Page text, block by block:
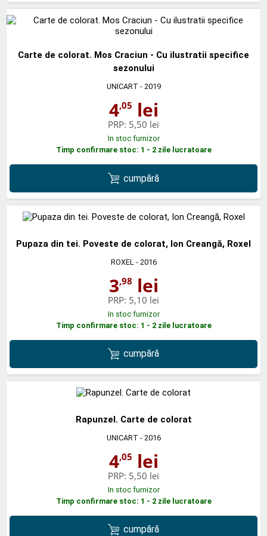
Carte de colorat. Mos Craciun - Cu ilustratii specifice
sezonului
UNICART - 2019
4,05 lei
PRP: 5,50 lei
In stoc furnizor
Timp confirmare stoc: 1 - 2 zile lucratoare
cumpără
Pupaza din tei. Poveste de colorat, Ion Creangă, Roxel
ROXEL- 2016
3,98 lei
PRP: 5,10 lei
In stoc furnizor
Timp confirmare stoc: 1 - 2 zile lucratoare
cumpără
Rapunzel. Carte de colorat
UNICART - 2016
4,05 lei
PRP: 5,50 lei
In stoc furnizor
Timp confirmare stoc: 1 - 2 zile lucratoare
cumpără